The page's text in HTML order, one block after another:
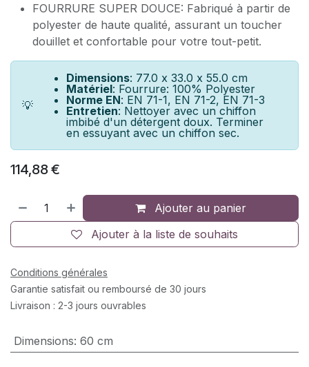
FOURRURE SUPER DOUCE: Fabriqué à partir de
polyester de haute qualité, assurant un toucher
douillet et confortable pour votre tout-petit.
💡
Dimensions: 77.0 x 33.0 x 55.0 cm
Matériel: Fourrure: 100% Polyester
Norme EN: EN 71-1, EN 71-2, EN 71-3
Entretien: Nettoyer avec un chiffon
imbibé d'un détergent doux. Terminer
en essuyant avec un chiffon sec.
114,88€
Ajouter au panier
Ajouter à la liste de souhaits
Conditions générales
Garantie satisfait ou remboursé de 30 jours
Livraison : 2-3 jours ouvrables
Dimensions: 60 cm